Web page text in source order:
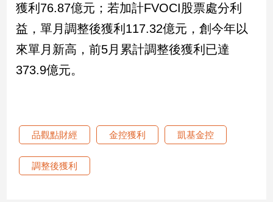
建
築/
室
內
設
美
星
獲利76.87億元；若加計FVOCI股票處分利
益，單月調整後獲利117.32億元，創今年以
來單月新高，前5月累計調整後獲利已達
373.9億元。
品觀點財經 金控獲利 凱基金控
調整後獲利